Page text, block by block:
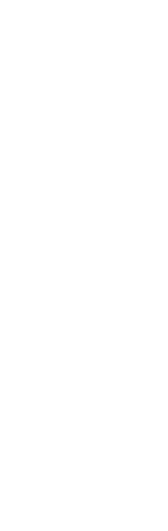
El municipio
junio un
estilos de
en valor el